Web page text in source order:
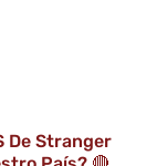
De Stranger